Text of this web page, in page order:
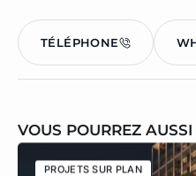
TÉLÉPHONE
VOUS POURREZ
PROJETS SUR PLAN